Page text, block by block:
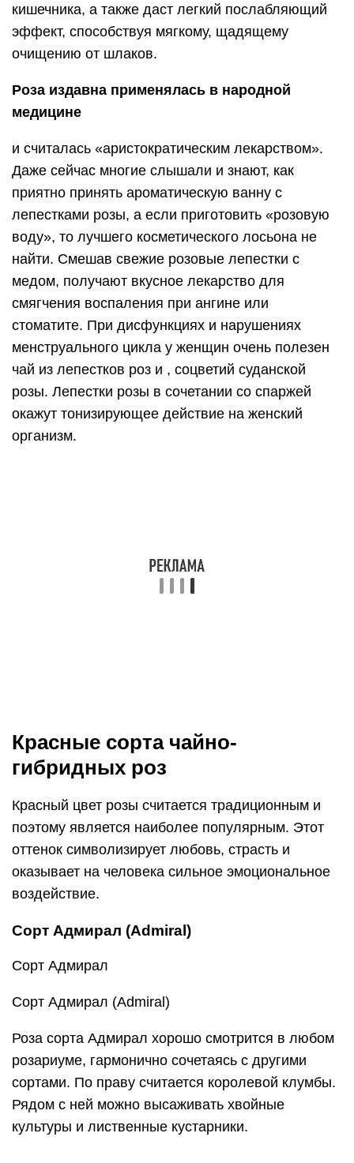
кишечника, а также даст легкий послабляющий
эффект, способствуя мягкому, щадящему
очищению от шлаков.
Роза издавна применялась в народной
медицине
и считалась «аристократическим лекарством».
Даже сейчас многие слышали и знают, как
приятно принять ароматическую ванну с
лепестками розы, а если приготовить «розовую
воду», то лучшего косметического лосьона не
найти. Смешав свежие розовые лепестки с
медом, получают вкусное лекарство для
смягчения воспаления при ангине или
стоматите. При дисфункциях и нарушениях
менструального цикла у женщин очень полезен
чай из лепестков роз и , соцветий суданской
розы. Лепестки розы в сочетании со спаржей
окажут тонизирующее действие на женский
организм.
Красные сорта чайно-
гибридных роз
Красный цвет розы считается традиционным и
поэтому является наиболее популярным. Этот
оттенок символизирует любовь, страсть и
оказывает на человека сильное эмоциональное
воздействие.
Сорт Адмирал (Admiral)
Сорт Адмирал
Сорт Адмирал (Admiral)
Роза сорта Адмирал хорошо смотрится в любом
розариуме, гармонично сочетаясь с другими
сортами. По праву считается королевой клумбы.
Рядом с ней можно высаживать хвойные
культуры и лиственные кустарники.